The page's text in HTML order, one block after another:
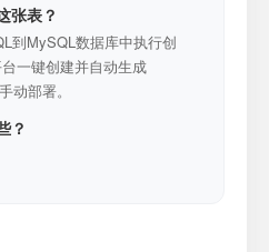
张表？
到MySQL数据库中执行创
一键创建并自动生成
动部署。
？